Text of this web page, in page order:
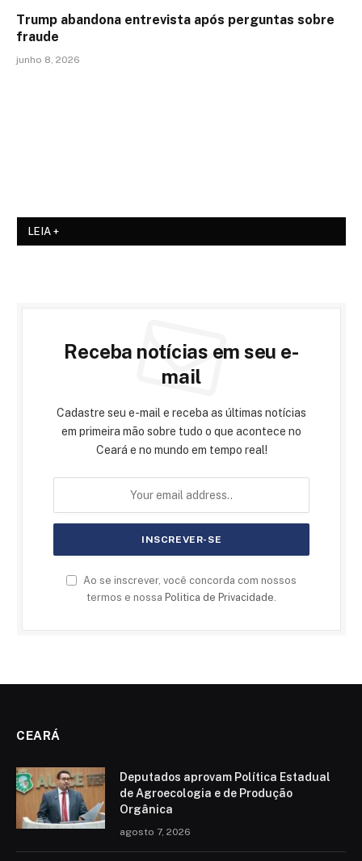
Trump abandona entrevista após perguntas sobre
fraude
junho 8, 2026
LEIA +
Receba notícias em seu e-
mail
Cadastre seu e-mail e receba as últimas notícias
em primeira mão sobre tudo o que acontece no
Ceará e no mundo em tempo real!
Ao se inscrever, você concorda com nossos
termos e nossa Politica de Privacidade.
CEARÁ
Deputados aprovam Política Estadual
de Agroecologia e de Produção
Orgânica
agosto 7, 2026